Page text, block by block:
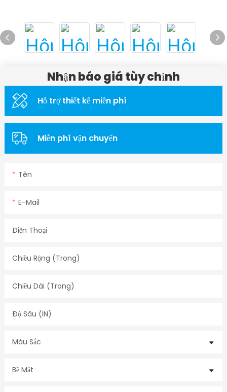
Nhận báo giá tùy chỉnh
Hỗ trợ thiết kế miễn phí
Miễn phí vận chuyển
Tên
E-Mail
Điện Thoại
Chiều Rộng (trong)
Chiều Dài (trong)
Độ Sâu (IN)
Màu Sắc
Bề Mặt